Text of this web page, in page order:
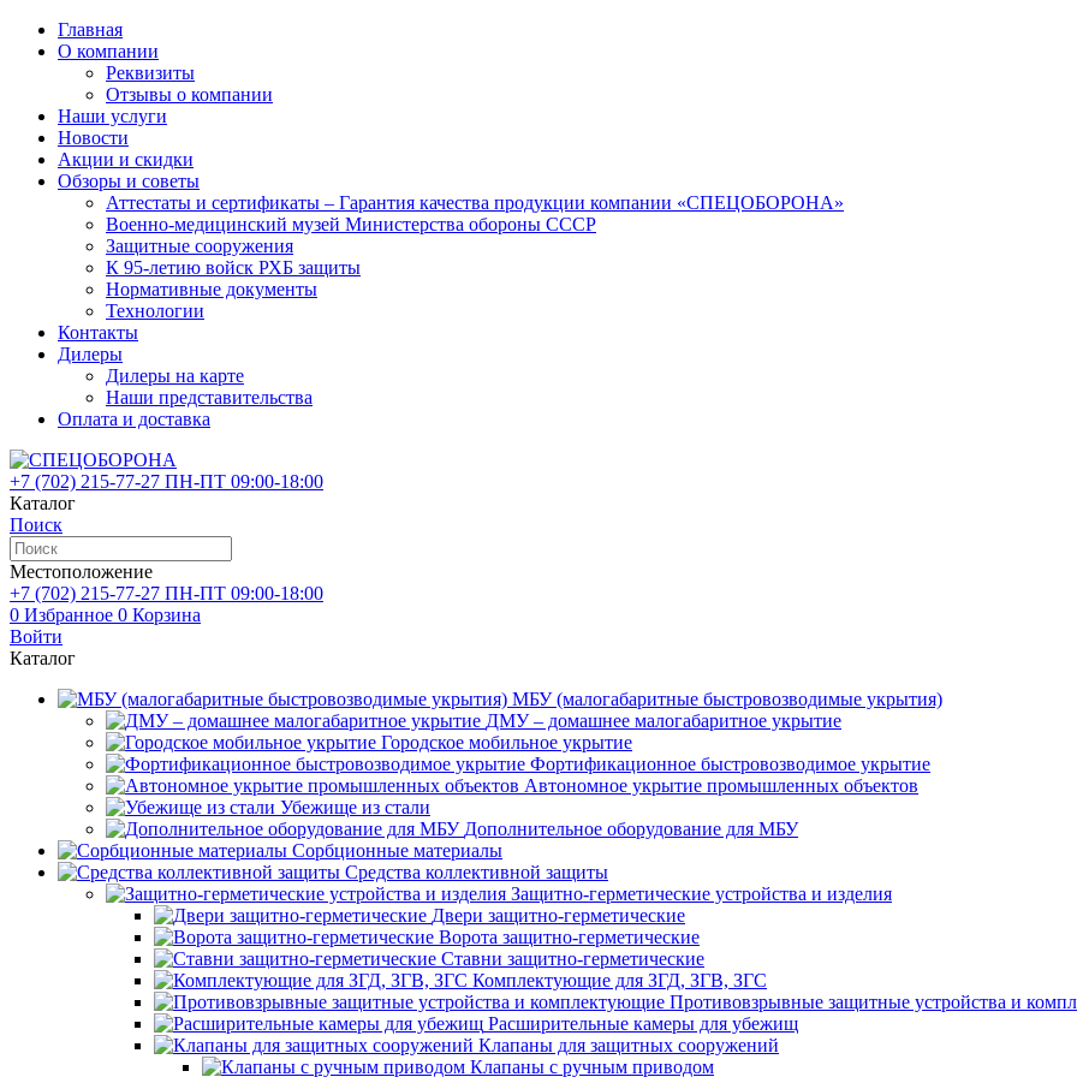
Главная
О компании
Реквизиты
Отзывы о компании
Наши услуги
Новости
Акции и скидки
Обзоры и советы
Аттестаты и сертификаты – Гарантия качества продукции компании «СПЕЦОБОРОНА»
Военно-медицинский музей Министерства обороны СССР
Защитные сооружения
К 95-летию войск РХБ защиты
Нормативные документы
Технологии
Контакты
Дилеры
Дилеры на карте
Наши представительства
Оплата и доставка
+7 (702) 215-77-27 ПН-ПТ 09:00-18:00
Каталог
Поиск
Местоположение
+7 (702) 215-77-27 ПН-ПТ 09:00-18:00
0 Избранное 0 Корзина
Войти
Каталог
МБУ (малогабаритные быстровозводимые укрытия)
ДМУ – домашнее малогабаритное укрытие
Городское мобильное укрытие
Фортификационное быстровозводимое укрытие
Автономное укрытие промышленных объектов
Убежище из стали
Дополнительное оборудование для МБУ
Сорбционные материалы
Средства коллективной защиты
Защитно-герметические устройства и изделия
Двери защитно-герметические
Ворота защитно-герметические
Ставни защитно-герметические
Комплектующие для ЗГД, ЗГВ, ЗГС
Противовзрывные защитные устройства и
Расширительные камеры для убежищ
Клапаны для защитных сооружений
Клапаны с ручным приводом